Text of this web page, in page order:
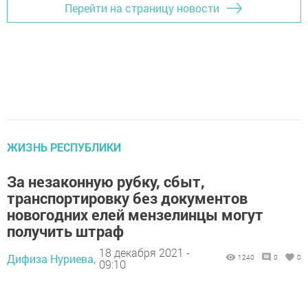
Перейти на страницу новости
ЖИЗНЬ РЕСПУБЛИКИ
За незаконную рубку, сбыт,
транспортировку без документов
новогодних елей мензелинцы могут
получить штраф
Дифиза Нуриева, 18 декабря 2021 -
09:10
1240 0 0